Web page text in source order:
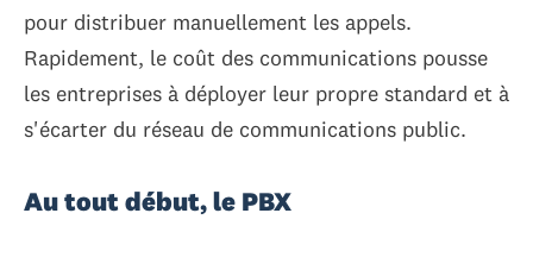
pour distribuer manuellement les appels.
Rapidement, le coût des communications pousse
les entreprises à déployer leur propre standard et à
s'écarter du réseau de communications public.
Au tout début, le PBX